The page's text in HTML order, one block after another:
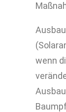
wenn